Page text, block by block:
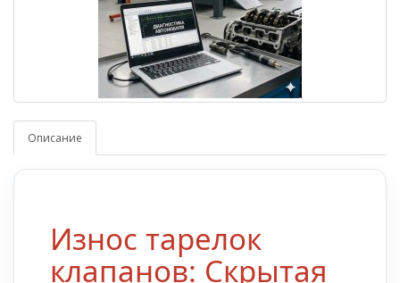
Описание
Износ тарелок
клапанов: Скрытая